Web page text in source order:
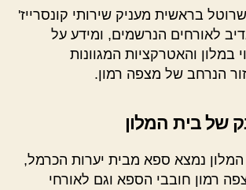
בראשית מעניק שירותי קונסרייז'
לאורחים הנרשמים, ומידע על
במלון והאטרקציות המגוונות
הנרחב של מצפה רמון.
של בית המלון
נמצא ספא מבית יערות הכרמל,
רמון חובבי הספא וגם לאורחי